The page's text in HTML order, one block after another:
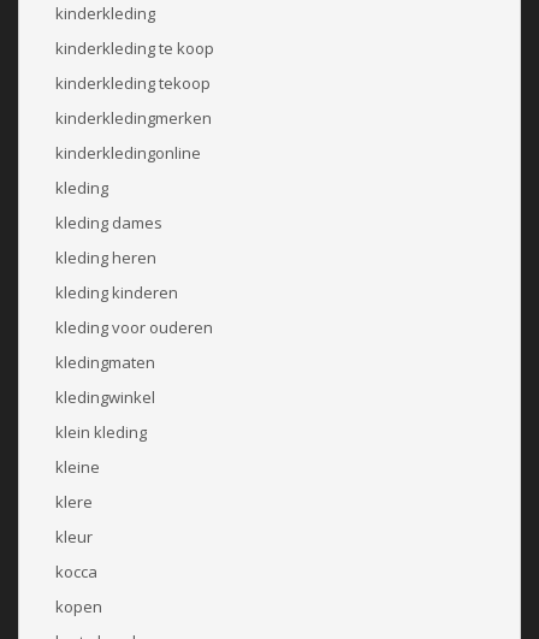
kinderkleding
kinderkleding te koop
kinderkleding tekoop
kinderkledingmerken
kinderkledingonline
kleding
kleding dames
kleding heren
kleding kinderen
kleding voor ouderen
kledingmaten
kledingwinkel
klein kleding
kleine
klere
kleur
kocca
kopen